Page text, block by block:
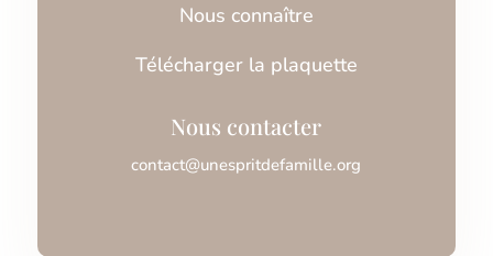
Nous connaître
Télécharger la plaquette
Nous contacter
contact@unespritdefamille.org